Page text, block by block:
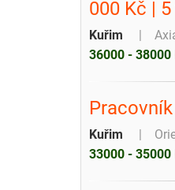
000 Kč |
Kuřim
36000 - 38000
Kuřim
33000 - 35000